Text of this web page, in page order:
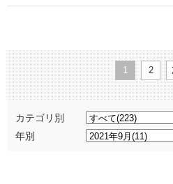
1 2
カテゴリ別
年別